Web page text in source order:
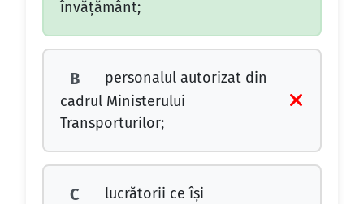
învăţământ;
B
personalul autorizat din
cadrul Ministerului
Transporturilor;
C lucrătorii ce îşi